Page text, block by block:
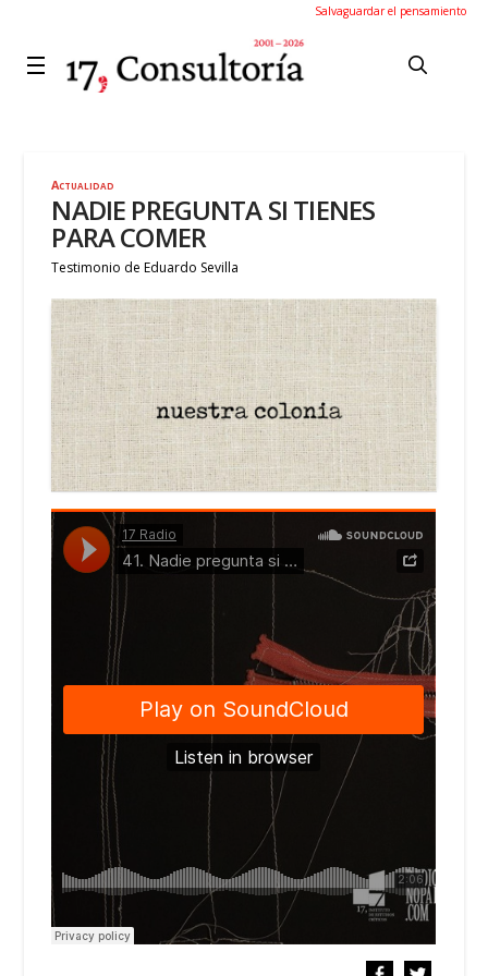
Salvaguardar el pensamiento
Actualidad
NADIE PREGUNTA SI TIENES
PARA COMER
Testimonio de Eduardo Sevilla